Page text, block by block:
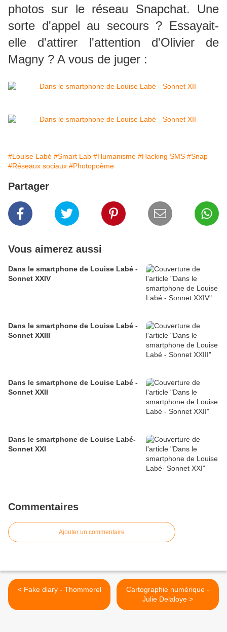
photos sur le réseau Snapchat. Une
sorte d'appel au secours ? Essayait-
elle d'attirer l'attention d'Olivier de
Magny ? A vous de juger :
#Louise Labé #Smart Lab #Humanisme #Hacking SMS #Snap
#Réseaux sociaux #Photopoème
Partager
Vous aimerez aussi
Dans le smartphone de Louise Labé -
Sonnet XXIV
Dans le smartphone de Louise Labé -
Sonnet XXIII
Dans le smartphone de Louise Labé -
Sonnet XXII
Dans le smartphone de Louise Labé-
Sonnet XXI
Commentaires
Ajouter un commentaire
< Fake diary - Thommerel
Cartographie numérique -
Julie Delaloye >